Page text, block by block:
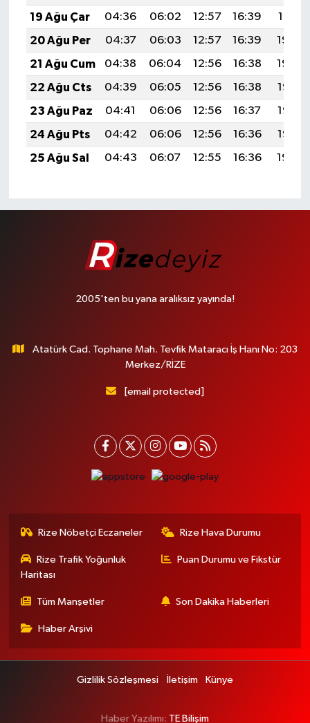
19 Ağu Çar
04:36 06:02 12:57 16:39
19:41
20 Ağu Per
04:37 06:03 12:57 16:39
19:40
21 Ağu Cum
04:38 06:04 12:56 16:38
19:39
22 Ağu Cts
04:39 06:05 12:56 16:38
19:38
23 Ağu Paz
04:41 06:06 12:56 16:37
19:36
24 Ağu Pts
04:42 06:06 12:56 16:36
19:35
25 Ağu Sal
04:43 06:07 12:55 16:36 19:34
2005'ten bu yana aralıksız yayında!
Atatürk Cad. Tophane Mah. Tevfik Mataracı İş Hanı No: 203
Merkez/RİZE
[email protected]
Rize Nöbetçi Eczaneler Rize Hava Durumu
Rize Trafik Yoğunluk
Haritası
Puan Durumu ve Fikstür
Tüm Manşetler Son Dakika Haberleri
Haber Arşivi
Gizlilik Sözleşmesi İletişim Künye
Haber Yazılımı: TE Bilişim